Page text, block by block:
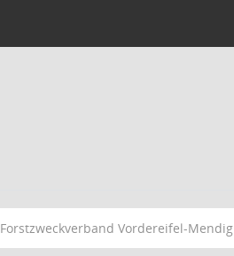
Forstzweckverband Vordereifel-Mendig